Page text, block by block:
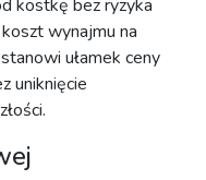
kostkę bez ryzyka
wynajmu na
ułamek ceny
uniknięcie